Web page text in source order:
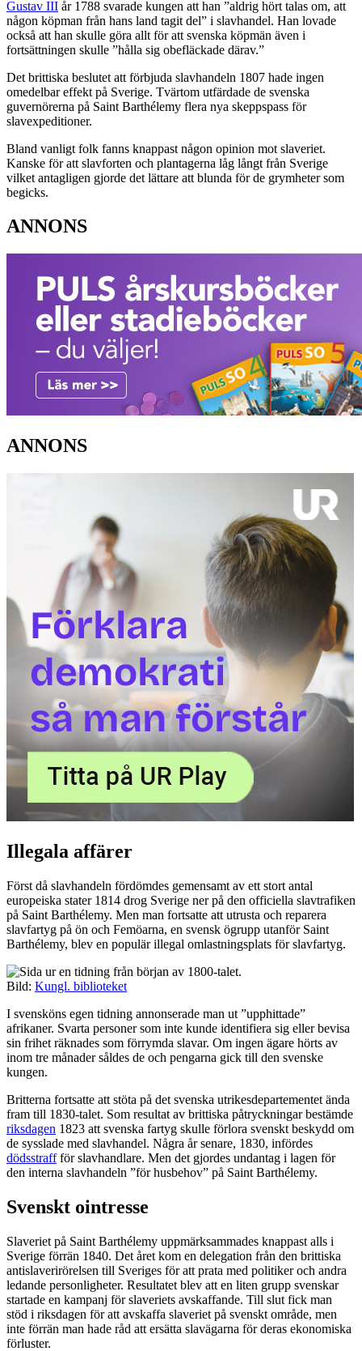
Gustav III år 1788 svarade kungen att han ”aldrig hört talas om, att
någon köpman från hans land tagit del” i slavhandel. Han lovade
också att han skulle göra allt för att svenska köpmän även i
fortsättningen skulle ”hålla sig obefläckade därav.”
Det brittiska beslutet att förbjuda slavhandeln 1807 hade ingen
omedelbar effekt på Sverige. Tvärtom utfärdade de svenska
guvernörerna på Saint Barthélemy flera nya skeppspass för
slavexpeditioner.
Bland vanligt folk fanns knappast någon opinion mot slaveriet.
Kanske för att slavforten och plantagerna låg långt från Sverige
vilket antagligen gjorde det lättare att blunda för de grymheter som
begicks.
ANNONS
ANNONS
Illegala affärer
Först då slavhandeln fördömdes gemensamt av ett stort antal
europeiska stater 1814 drog Sverige ner på den officiella slavtrafiken
på Saint Barthélemy. Men man fortsatte att utrusta och reparera
slavfartyg på ön och Femöarna, en svensk ögrupp utanför Saint
Barthélemy, blev en populär illegal omlastningsplats för slavfartyg.
Bild: Kungl. biblioteket
I svensköns egen tidning annonserade man ut ”upphittade”
afrikaner. Svarta personer som inte kunde identifiera sig eller bevisa
sin frihet räknades som förrymda slavar. Om ingen ägare hörts av
inom tre månader såldes de och pengarna gick till den svenske
kungen.
Britterna fortsatte att stöta på det svenska utrikesdepartementet ända
fram till 1830-talet. Som resultat av brittiska påtryckningar bestämde
riksdagen 1823 att svenska fartyg skulle förlora svenskt beskydd om
de sysslade med slavhandel. Några år senare, 1830, infördes
dödsstraffför slavhandlare. Men det gjordes undantag i lagen för
den interna slavhandeln ”för husbehov” på Saint Barthélemy.
Svenskt ointresse
Slaveriet på Saint Barthélemy uppmärksammades knappast alls i
Sverige förrän 1840. Det året kom en delegation från den brittiska
antislaverirörelsen till Sveriges för att prata med politiker och andra
ledande personligheter. Resultatet blev att en liten grupp svenskar
startade en kampanj för slaveriets avskaffande. Till slut fick man
stöd i riksdagen för att avskaffa slaveriet på svenskt område, men
inte förrän man hade råd att ersätta slavägarna för deras ekonomiska
förluster.